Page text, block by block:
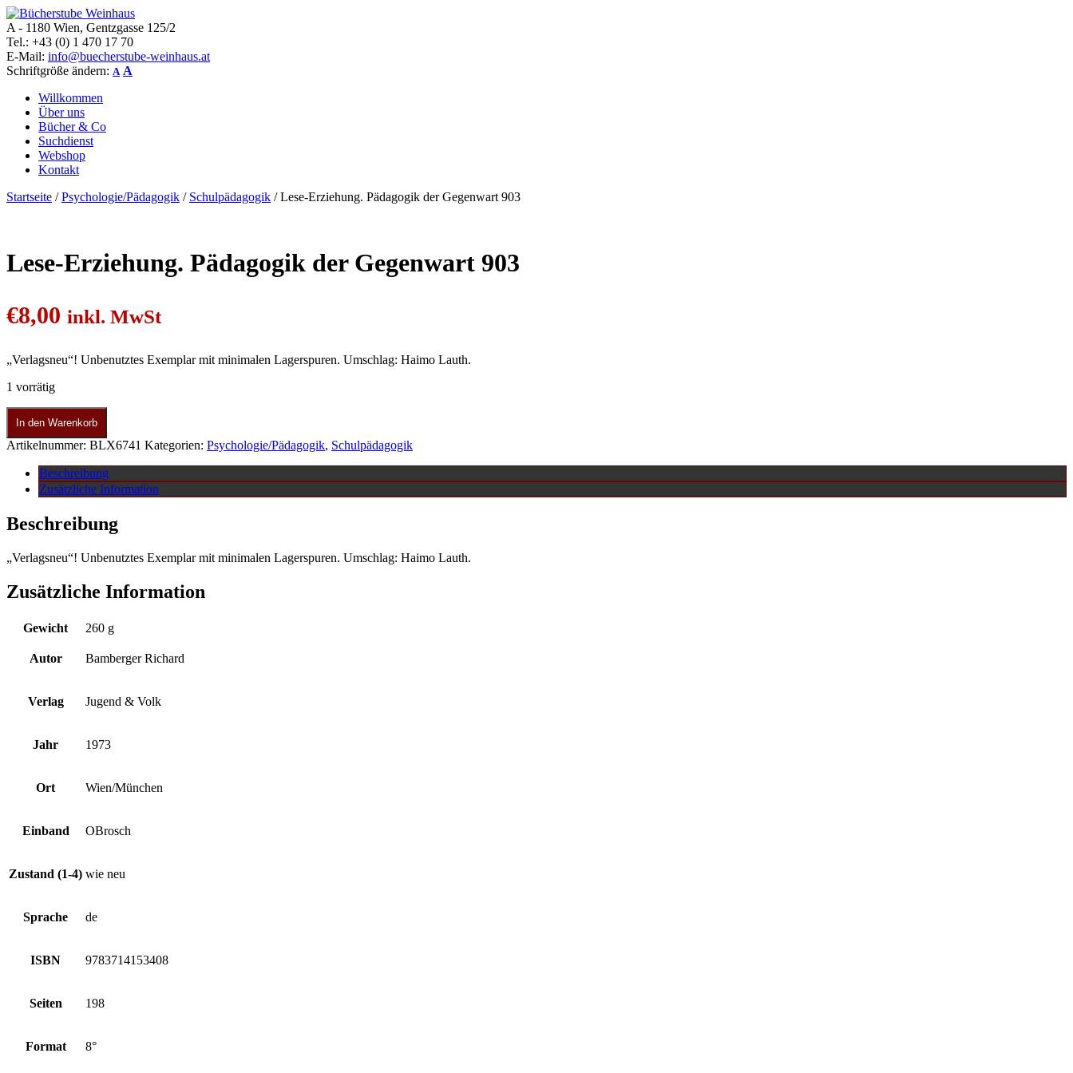
Bücherstube Weinhaus
Verkauf von seltenen antiquarischen und alten, teilweise noch verlagsneuen Bücher.
A - 1180 Wien, Gentzgasse 125/2
Tel.: +43 (0) 1 470 17 70
E-Mail: info@buecherstube-weinhaus.at
Schriftgröße ändern: A A
Willkommen
Über uns
Bücher & Co
Suchdienst
Webshop
Kontakt
Startseite /Psychologie/Pädagogik / Schulpädagogik / Lese-Erziehung. Pädagogik der Gegenwart 903
Lese-Erziehung. Pädagogik der Gegenwart 903
€8,00 inkl. MwSt
„Verlagsneu“! Unbenutztes Exemplar mit minimalen Lagerspuren. Umschlag: Haimo Lauth.
1 vorrätig
In den Warenkorb
Artikelnummer: BLX6741 Kategorien: Psychologie/Pädagogik, Schulpädagogik
Beschreibung
Zusätzliche Information
Beschreibung
„Verlagsneu“! Unbenutztes Exemplar mit minimalen Lagerspuren. Umschlag: Haimo Lauth.
Zusätzliche Information
Gewicht 260 g
Autor Bamberger Richard
Verlag Jugend & Volk
Jahr 1973
Ort Wien/München
Einband OBrosch
Zustand (1-4) wie neu
Sprache de
ISBN 9783714153408
Seiten 198
Format 8°